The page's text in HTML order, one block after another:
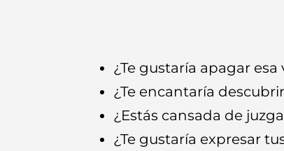
¿Te gustaría apagar
¿Te encantaría
¿Estás cansada de
¿Te gustaría expresar